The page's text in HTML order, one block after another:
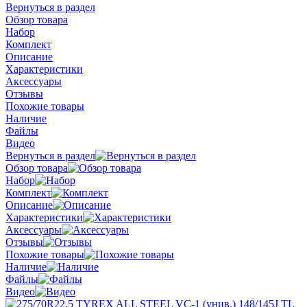
Вернуться в раздел
Обзор товара
Набор
Комплект
Описание
Характеристики
Аксессуары
Отзывы
Похожие товары
Наличие
Файлы
Видео
Вернуться в раздел
Обзор товара
Набор
Комплект
Описание
Характеристики
Аксессуары
Отзывы
Похожие товары
Наличие
Файлы
Видео